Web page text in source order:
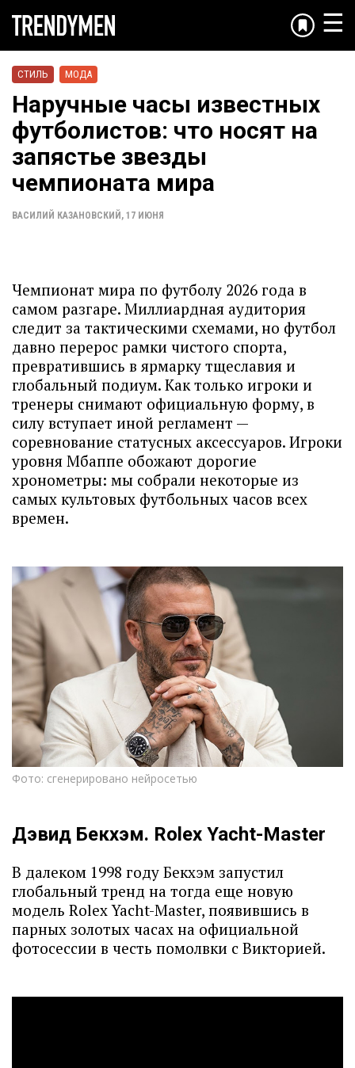
☰
СТИЛЬ МОДА
Наручные часы известных
футболистов: что носят на
запястье звезды
чемпионата мира
ВАСИЛИЙ КАЗАНОВСКИЙ , 17 ИЮНЯ
Чемпионат мира по футболу 2026 года в
самом разгаре. Миллиардная аудитория
следит за тактическими схемами, но футбол
давно перерос рамки чистого спорта,
превратившись в ярмарку тщеславия и
глобальный подиум. Как только игроки и
тренеры снимают официальную форму, в
силу вступает иной регламент —
соревнование статусных аксессуаров. Игроки
уровня Мбаппе обожают дорогие
хронометры: мы собрали некоторые из
самых культовых футбольных часов всех
времен.
Фото: сгенерировано нейросетью
Дэвид Бекхэм. Rolex Yacht-Master
В далеком 1998 году Бекхэм запустил
глобальный тренд на тогда еще новую
модель Rolex Yacht-Master, появившись в
парных золотых часах на официальной
фотосессии в честь помолвки с Викторией.